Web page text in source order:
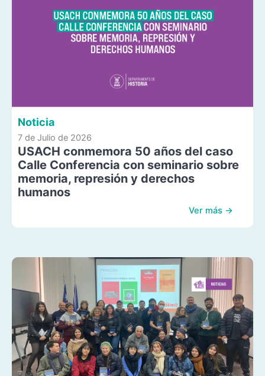
Noticia
7 de Julio de 2026
USACH conmemora 50 años del caso
Calle Conferencia con seminario sobre
memoria, represión y derechos
humanos
Ver más →